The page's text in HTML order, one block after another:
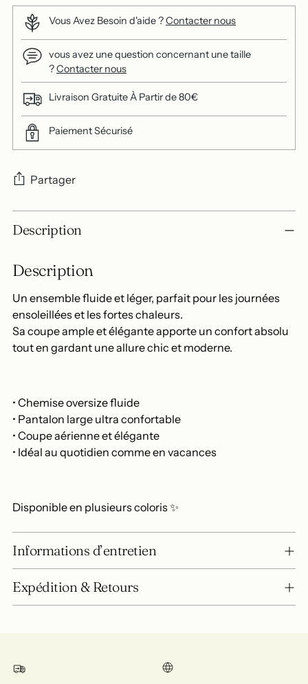
Vous Avez Besoin d'aide ?Contacter nous
vous avez une question concernant une taille
?Contacter nous
Livraison Gratuite À Partir de 80€
Paiement Sécurisé
Partager
un
à
panier
Description
Description
Un ensemble fluide et léger, parfait pour les journées
ensoleillées et les fortes chaleurs.
Sa coupe ample et élégante apporte un confort absolu
tout en gardant une allure chic et moderne.
• Chemise oversize fluide
• Pantalon large ultra confortable
• Coupe aérienne et élégante
• Idéal au quotidien comme en vacances
Disponible en plusieurs coloris ✨
Informations d’entretien
Expédition & Retours